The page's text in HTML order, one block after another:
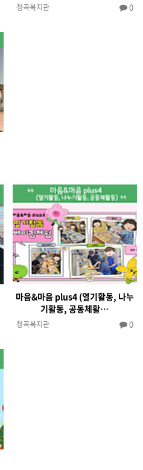
청곡복지관 0
마음&마음 plus4 (열기활동, 나누
기활동, 공동체활…
청곡복지관 0